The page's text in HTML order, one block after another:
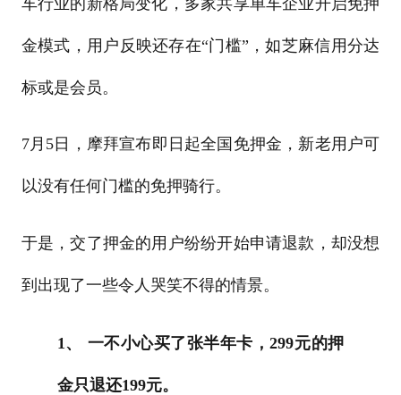
金模式，用户反映还存在“门槛”，如芝麻信用分达
标或是会员。
7月5日，摩拜宣布即日起全国免押金，新老用户可
以没有任何门槛的免押骑行。
于是，交了押金的用户纷纷开始申请退款，却没想
到出现了一些令人哭笑不得的情景。
1、 一不小心买了张半年卡，299元的押
金只退还199元。